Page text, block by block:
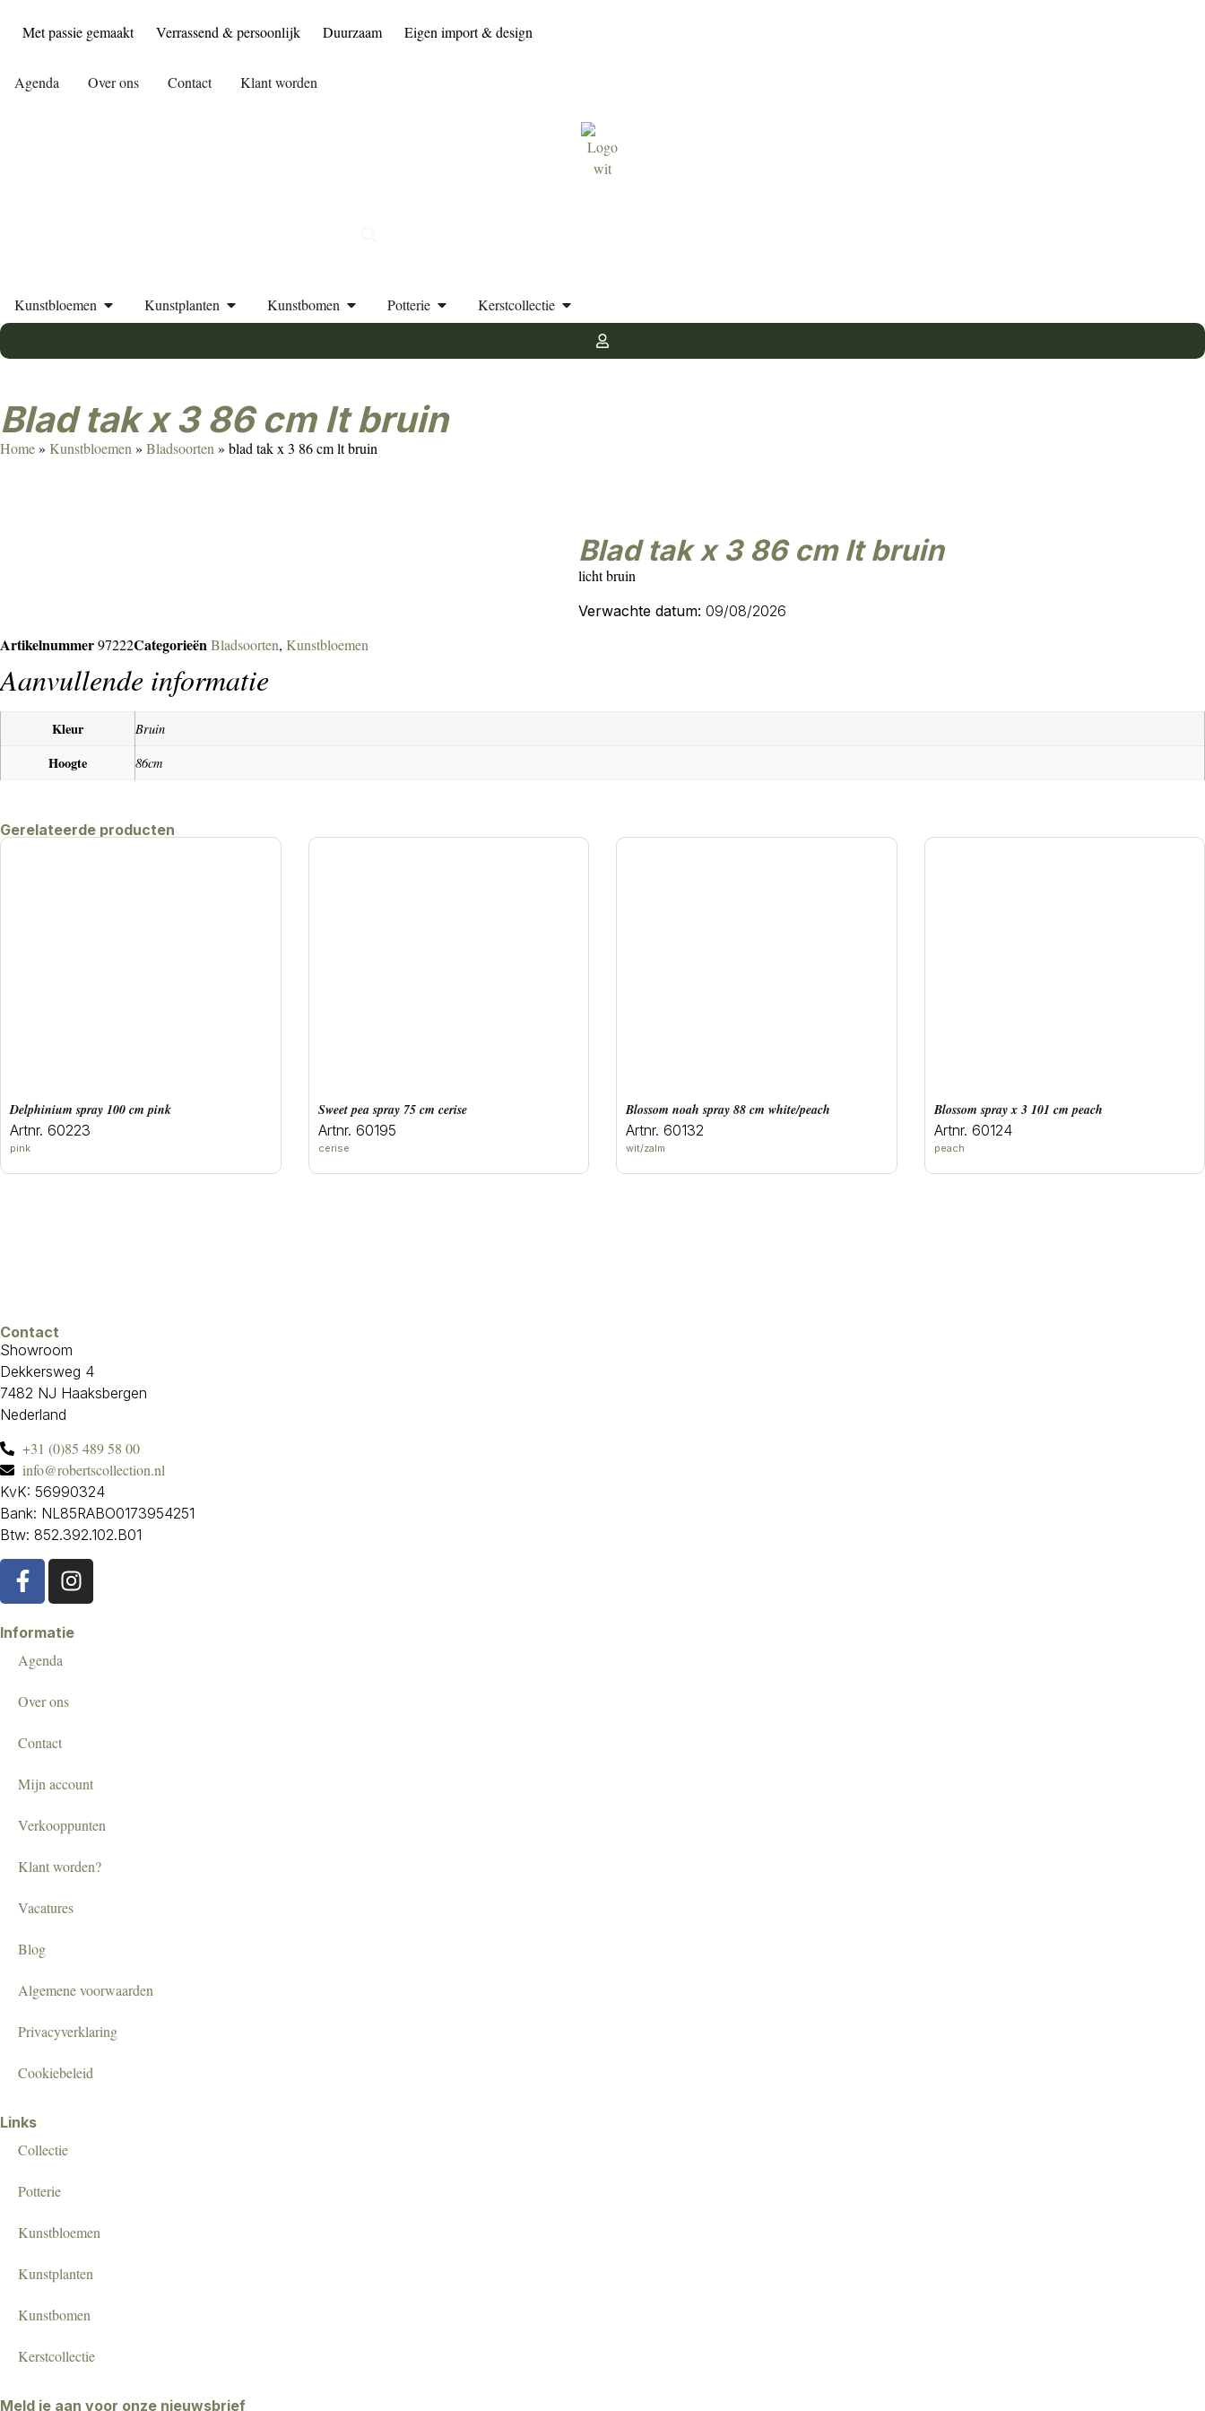
Met passie gemaakt Verrassend & persoonlijk Duurzaam Eigen import & design
Agenda Over ons Contact Klant worden
Kunstbloemen Kunstplanten Kunstbomen Potterie Kerstcollectie
blad tak x 3 86 cm lt bruin
Home» Kunstbloemen » Bladsoorten » blad tak x 3 86 cm lt bruin
blad tak x 3 86 cm lt bruin
licht bruin
Verwachte datum: 09/08/2026
Artikelnummer97222CategorieënBladsoorten, Kunstbloemen
Aanvullende informatie
Kleur Bruin
Hoogte 86cm
Gerelateerde producten
delphinium spray 100 cm pink
Artnr. 60223
pink
sweet pea spray 75 cm cerise
Artnr. 60195
cerise
blossom noah spray 88 cm white/peach
Artnr. 60132
wit/zalm
blossom spray x 3 101 cm peach
Artnr. 60124
peach
Contact
Showroom
Dekkersweg 4
7482 NJ Haaksbergen
Nederland
+31 (0)85 489 58 00
info@robertscollection.nl
KvK: 56990324
Bank: NL85RABO0173954251
Btw: 852.392.102.B01
Informatie
Agenda
Over ons
Contact
Mijn account
Verkooppunten
Klant worden?
Vacatures
Blog
Algemene voorwaarden
Privacyverklaring
Cookiebeleid
Links
Collectie
Potterie
Kunstbloemen
Kunstplanten
Kunstbomen
Kerstcollectie
Meld je aan voor onze nieuwsbrief